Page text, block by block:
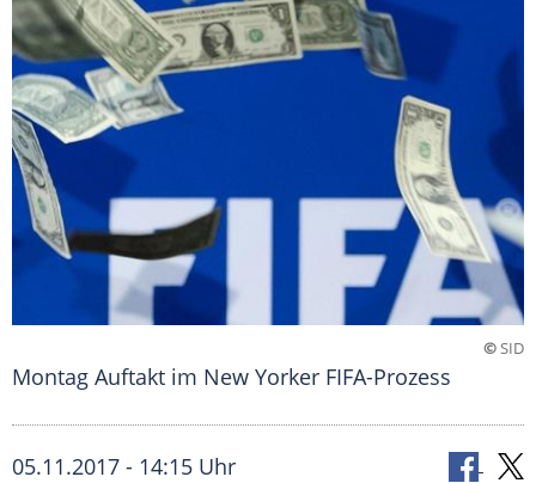
©SID
Montag Auftakt im New Yorker FIFA-Prozess
05.11.2017 - 14:15 Uhr